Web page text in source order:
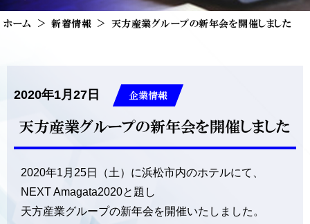
ホーム 新着情報 天方産業グループの新年会を開催しました
2020年1月27日 企業情報
天方産業グループの新年会を開催しました
2020年1月25日（土）に浜松市内のホテルにて、
NEXT Amagata2020と題し
天方産業グループの新年会を開催いたしました。